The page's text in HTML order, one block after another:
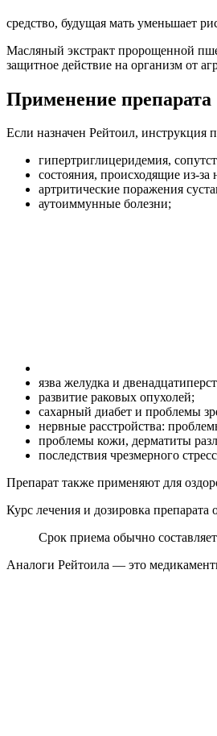
средство, будущая мать уменьшает
Масляный экстракт пророщенной
защитное действие на организм от
Применение препарата
Если назначен Рейтоил, инструкция
гипертриглицеридемия,
состояния, происходящие из-
артритические поражения
аутоиммунные болезни;
язва желудка и
развитие раковых опухолей;
сахарный диабет и проблемы
нервные расстройства:
проблемы кожи, дерматиты
последствия чрезмерного
Препарат также применяют для
Курс лечения и дозировка
Срок приема обычно
Аналоги Рейтоила — это